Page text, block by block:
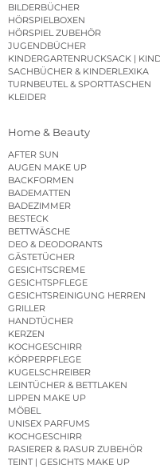
BILDERBÜCHER
HÖRSPIELBOXEN
HÖRSPIEL ZUBEHÖR
JUGENDBÜCHER
SACHBÜCHER & KINDERLEXIKA
TURNBEUTEL & SPORTTASCHEN
KLEIDER
Home & Beauty
AFTER SUN
AUGEN MAKE UP
BACKFORMEN
BADEMATTEN
BADEZIMMER
BESTECK
BETTWÄSCHE
DEO & DEODORANTS
GÄSTETÜCHER
GESICHTSCREME
GESICHTSPFLEGE
GESICHTSREINIGUNG HERREN
GRILLER
HANDTÜCHER
KERZEN
KOCHGESCHIRR
KÖRPERPFLEGE
KUGELSCHREIBER
LEINTÜCHER & BETTLAKEN
LIPPEN MAKE UP
MÖBEL
UNISEX PARFUMS
KOCHGESCHIRR
RASIERER & RASUR ZUBEHÖR
TEINT | GESICHTS MAKE UP